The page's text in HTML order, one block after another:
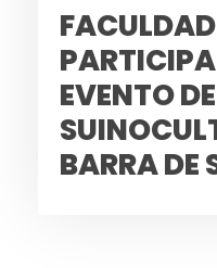
EVENTO DE
BARRA